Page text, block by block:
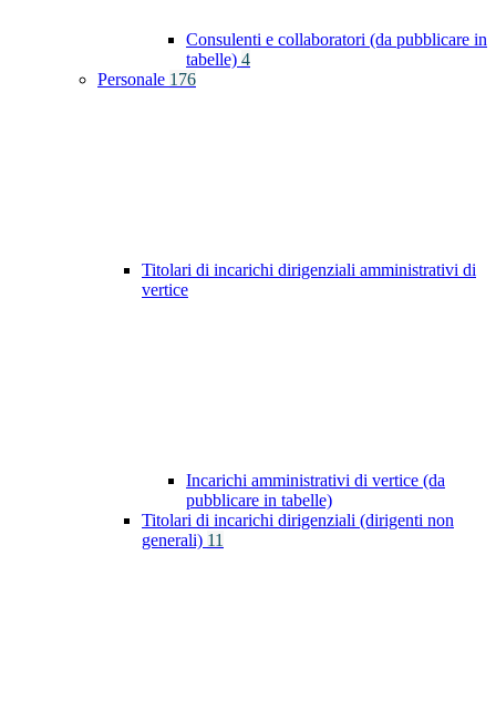
Consulenti e collaboratori (da pubblicare in
tabelle) 4
Personale 176
Titolari di incarichi dirigenziali amministrativi di
vertice
Incarichi amministrativi di vertice (da
pubblicare in tabelle)
Titolari di incarichi dirigenziali (dirigenti non
generali) 11